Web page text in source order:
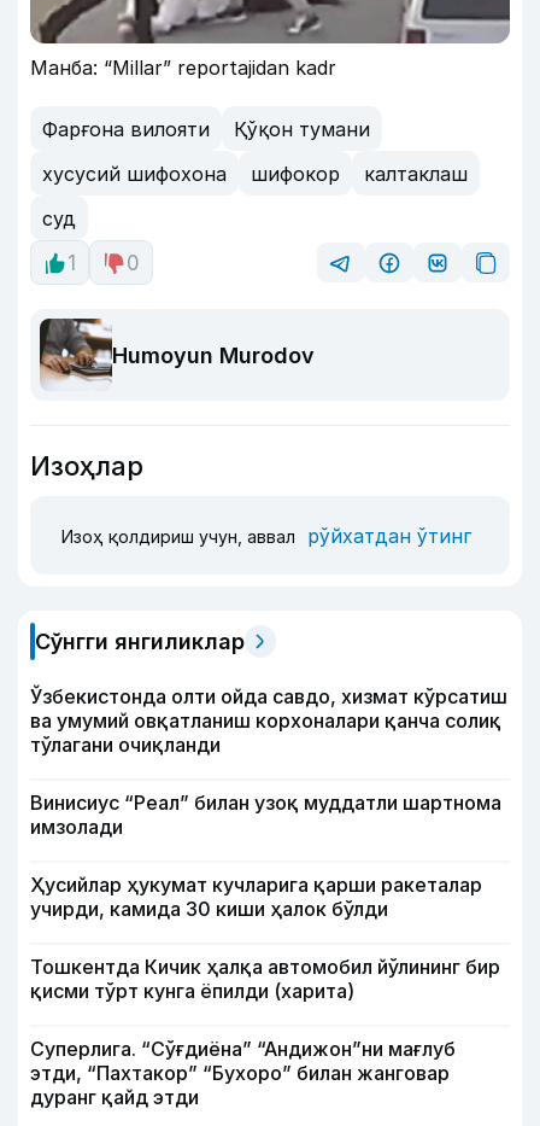
Манба: “Millar” reportajidan kadr
Фарғона вилояти
Қўқон тумани
хусусий шифохона
шифокор
калтаклаш
суд
1
0
Humoyun Murodov
Изоҳлар
Изоҳ қолдириш учун, аввал рўйхатдан ўтинг
Сўнгги янгиликлар
Ўзбекистонда олти ойда савдо, хизмат кўрсатиш
ва умумий овқатланиш корхоналари қанча солиқ
тўлагани очиқланди
Винисиус “Реал” билан узоқ муддатли шартнома
имзолади
Ҳусийлар ҳукумат кучларига қарши ракеталар
учирди, камида 30 киши ҳалок бўлди
Тошкентда Кичик ҳалқа автомобил йўлининг бир
қисми тўрт кунга ёпилди (харита)
Суперлига. “Сўғдиёна” “Андижон”ни мағлуб
этди, “Пахтакор” “Бухоро” билан жанговар
дуранг қайд этди